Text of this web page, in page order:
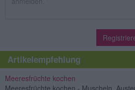
Artikelempfehlung
Meeresfrüchte kochen
Meeresfrüchte kochen - Muscheln,